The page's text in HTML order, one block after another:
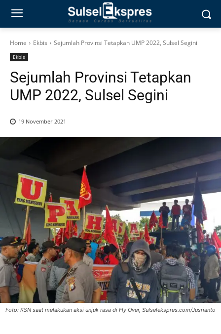
Home Ekbis Sejumlah Provinsi Tetapkan UMP 2022, Sulsel Segini
Ekbis
Sejumlah Provinsi Tetapkan
UMP 2022, Sulsel Segini
19 November 2021
Foto: KSN saat melakukan aksi unjuk rasa di Fly Over, Sulselekspres.com/Jusrianto